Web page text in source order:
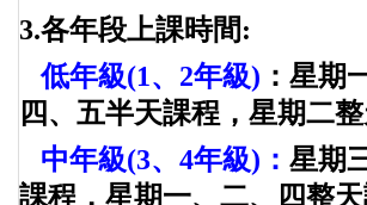
3.各年段上課時間:
低年級(1、2年級) ：星期
四、五半天課程，星期二整
中年級(3、4年級)： 星期
課程，星期一、二、四整天